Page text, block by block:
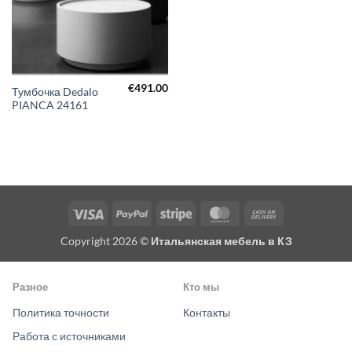
Тумбочка Dedalo
PIANCA 24161
€491.00
Visa PayPal Stripe MasterCard
Delivery
Copyright 2026 © Итальянская мебель в КЗ
Разное
Политика точности
Работа с источниками
Кто мы
Контакты